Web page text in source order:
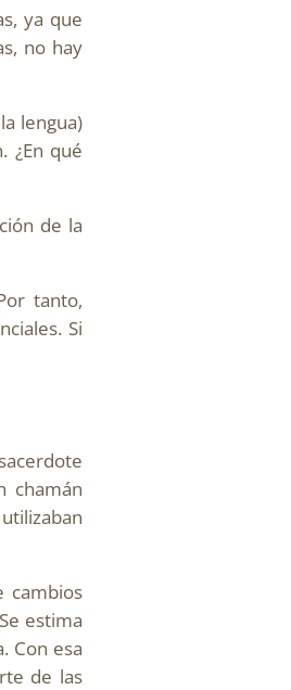
ya que
no hay
lengua)
¿En qué
de la
tanto,
Si
chamán
cambios
estima
Con esa
de las